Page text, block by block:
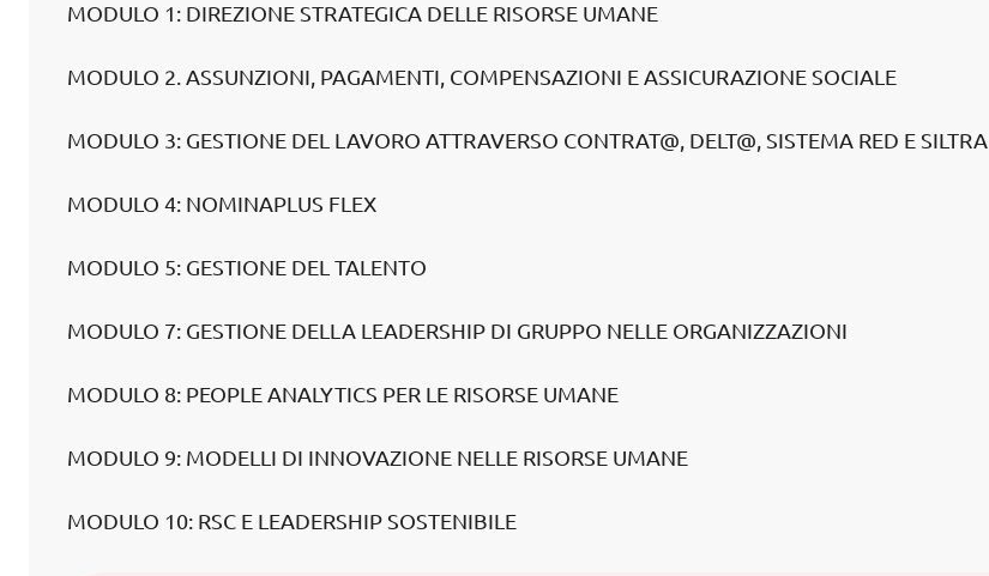
MODULO 1: DIREZIONE STRATEGICA DELLE RISORSE UMANE
MODULO 2. ASSUNZIONI, PAGAMENTI, COMPENSAZIONI E ASSICURAZIONE SOCIALE
MODULO 3: GESTIONE DEL LAVORO ATTRAVERSO CONTRAT@, DELT@, SISTEMA RED E SILTRA
MODULO 4: NOMINAPLUS FLEX
MODULO 5: GESTIONE DEL TALENTO
MODULO 7: GESTIONE DELLA LEADERSHIP DI GRUPPO NELLE ORGANIZZAZIONI
MODULO 8: PEOPLE ANALYTICS PER LE RISORSE UMANE
MODULO 9: MODELLI DI INNOVAZIONE NELLE RISORSE UMANE
MODULO 10: RSC E LEADERSHIP SOSTENIBILE